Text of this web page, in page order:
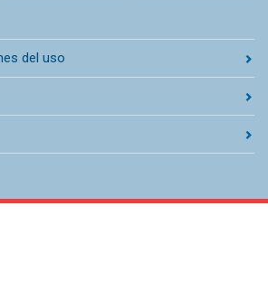
del uso